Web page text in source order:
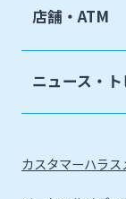
店舗・ATM
ニュース・
カスタマーハラ